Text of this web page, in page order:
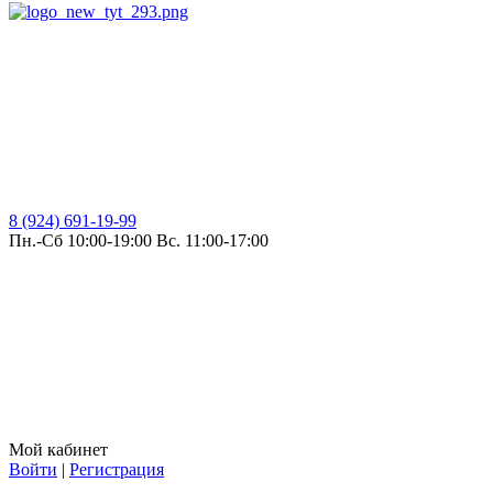
8 (924) 691-19-99
Пн.-Сб 10:00-19:00 Вс. 11:00-17:00
Мой кабинет
Войти | Регистрация